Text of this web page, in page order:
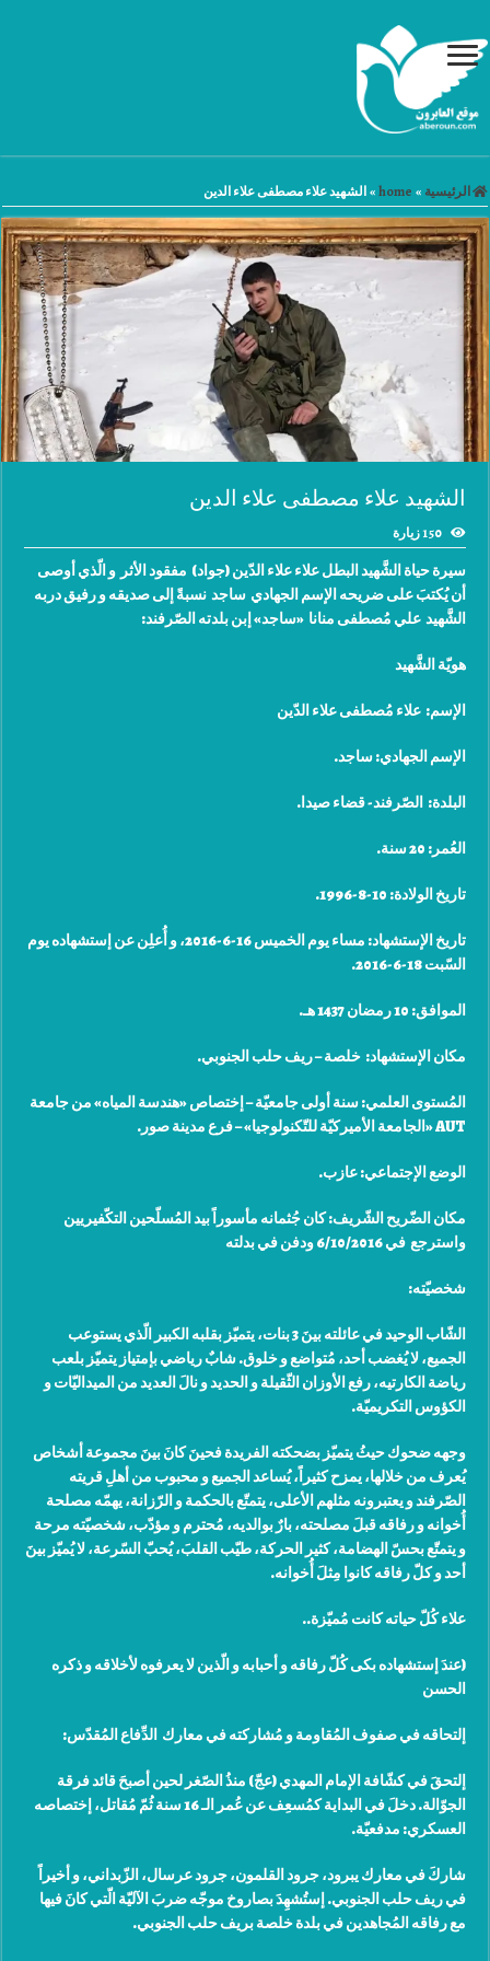
الرئيسية »
home
» الشهيد علاء مصطفى علاء الدين
الشهيد علاء مصطفى علاء الدين
150 زيارة
سيرة حياة الشَّهيد البطل ‏علاء علاء الدّين (‏جواد) ‏مفقود الأثر و الّذي أوصى
أن يُكتبَ على ضريحه الإسم الجهادي ساجد نسبةً إلى صديقه و رفيق دربه
الشَّهيد ‏علي مُصطفى منانا «ساجد» إبن بلدته الصّرفند:
هويّة الشَّهيد
الإسم: ‏علاء مُصطفى علاء الدّين
الإسم الجهادي: ساجد.
البلدة: الصّرفند- قضاء صيدا.
العُمر: 20 سنة .
تاريخ الولادة: 10-8-1996 .
ت
اريخ الإستشهاد: مساء يوم الخميس 16-6-2016، و أُعلِن عن إستشهاده يوم
السّبت 18-6-2016
.
الموافق: 10 رمضان 1437 هـ .
مكان الإستشهاد: خلصة – ريف حلب الجنوبي.
المُستوى العلمي: سنة أولى جامعيّة – إختصاص «هندسة المياه» من جامعة
AUT « الجامعة الأميركيّة للتّكنولوجيا» – فرع مدينة صور.
الوضع الإجتماعي: عازب.
مكان الضّريح الشّريف: كان جُثمانه مأسوراً بيد المُسلّحين التكّفيريين
واسترجع في 6/10/2016 ودفن في بدلته
شخصيّته:
الشّاب الوحيد في عائلته بينَ 3 بنات، يتميّز بقلبه الكبير الّذي يستوعب
الجميع، لا يُغضب أحد، مُتواضع و خلوق. شابٌ رياضي بإمتياز يتميّز بلعب
رياضة الكارتيه، رفع الأوزان الثّقيلة و الحديد و نالَ العديد من الميداليّات و
الكؤوس التكريميّة.
وجهه ضحوك حيثُ يتميّز بضحكته الفريدة فحينَ كانَ بينَ مجموعة أشخاص
يُعرف من خلالها، يمزح كثيراً، يُساعد الجميع و محبوب من أهلِ قريته
الصّرفند و يعتبرونه مثلهم الأعلى، يتمتّع بالحكمة و الرّزانة، يهمّه مصلحة
أُخوانه و رفاقه قبلَ مصلحته، بارٌ بوالديه، مُحترم و مؤدّب، شخصيّته مرحة
و يتمتّع بحسّ الهضامة، كثير الحركة، طيّب القلبَ، يُحبّ السّرعة، لا يُميّز بينَ
أحد و كلّ رفاقه كانوا مِثلَ أُخوانه.
علاء كُلّ حياته كانت مُميّزة..
(عندَ إستشهاده بكى كُلّ رفاقه و أحبابه و الّذين لا يعرفوه لأخلاقه و ذكره
الحسن
إلتحاقه في صفوف المُقاومة و مُشاركته في معارك الدِّفاع المُقدّس:
إلتحقَ في كشّافة الإمام المهدي (عجّ) منذُ الصّغر لحين أصبحَ قائد فرقة
الجوّالة. دخلَ في البداية كمُسعِف عن عُمر الـ 16 سنة ثُمّ مُقاتل، إختصاصه
العسكري: مدفعيّة.
شاركَ في معارك يبرود، جرود القلمون، جرود عرسال، الزّبداني، و أخيراً
في ريف حلب الجنوبي. إستُشهِدَ بصاروخ موجّه ضربَ الآليّة الّتي كانَ فيها
مع رفاقه المُجاهدين في بلدة خلصة بريف حلب الجنوبي.